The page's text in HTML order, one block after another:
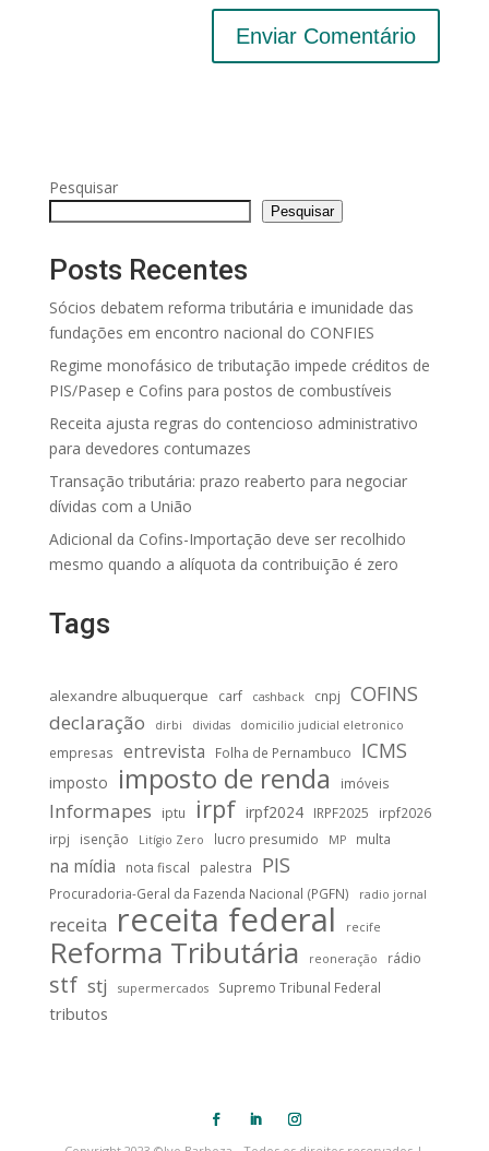
Pesquisar
Pesquisar
Posts Recentes
Sócios debatem reforma tributária e imunidade das
fundações em encontro nacional do CONFIES
Regime monofásico de tributação impede créditos de
PIS/Pasep e Cofins para postos de combustíveis
Receita ajusta regras do contencioso administrativo
para devedores contumazes
Transação tributária: prazo reaberto para negociar
dívidas com a União
Adicional da Cofins-Importação deve ser recolhido
mesmo quando a alíquota da contribuição é zero
Tags
alexandre albuquerque carf cashback cnpj COFINS
declaração dirbi dividas domicilio judicial eletronico
empresas entrevista Folha de Pernambuco ICMS
imposto imposto de renda imóveis
Informapes iptu irpf irpf2024 IRPF2025
irpf2026
irpj
isenção Litígio Zero lucro presumido MP multa
na mídia nota fiscal palestra PIS
Procuradoria-Geral da Fazenda Nacional (PGFN) radio jornal
receita receita federal recife
Reforma Tributária reoneração rádio
stf stj supermercados Supremo Tribunal Federal
tributos